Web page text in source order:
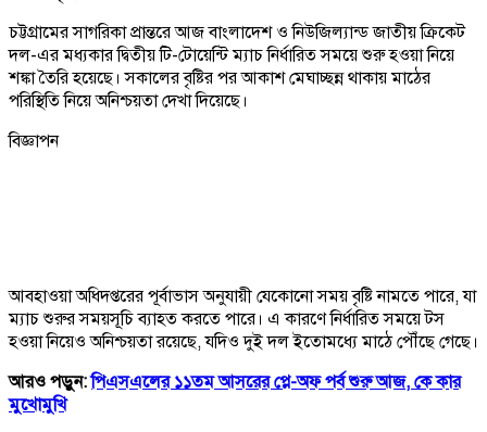
চট্টগ্রামের সাগরিকা প্রান্তরে আজ বাংলাদেশ ও নিউজিল্যান্ড জাতীয় ক্রিকেট
দল-এর মধ্যকার দ্বিতীয় টি-টোয়েন্টি ম্যাচ নির্ধারিত সময়ে শুরু হওয়া নিয়ে
শঙ্কা তৈরি হয়েছে। সকালের বৃষ্টির পর আকাশ মেঘাচ্ছন্ন থাকায় মাঠের
পরিস্থিতি নিয়ে অনিশ্চয়তা দেখা দিয়েছে।
বিজ্ঞাপন
আবহাওয়া অধিদপ্তরের পূর্বাভাস অনুযায়ী যেকোনো সময় বৃষ্টি নামতে পারে, যা
ম্যাচ শুরুর সময়সূচি ব্যাহত করতে পারে। এ কারণে নির্ধারিত সময়ে টস
হওয়া নিয়েও অনিশ্চয়তা রয়েছে, যদিও দুই দল ইতোমধ্যে মাঠে পৌঁছে গেছে।
আরও পড়ুন:পিএসএলের ১১তম আসরের প্লে-অফ পর্ব শুরু আজ, কে কার
মুখোমুখি